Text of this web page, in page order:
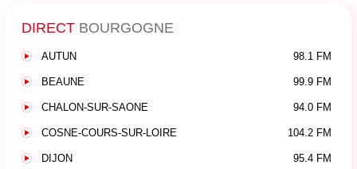
DIRECT BOURGOGNE
AUTUN 98.1 FM
BEAUNE 99.9 FM
CHALON-SUR-SAONE 94.0 FM
COSNE-COURS-SUR-LOIRE 104.2 FM
DIJON 95.4 FM